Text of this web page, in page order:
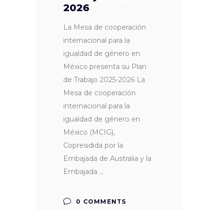
2026
La Mesa de cooperación
internacional para la
igualdad de género en
México presenta su Plan
de Trabajo 2025-2026 La
Mesa de cooperación
internacional para la
igualdad de género en
México (MCIG),
Copresidida por la
Embajada de Australia y la
Embajada
0 COMMENTS